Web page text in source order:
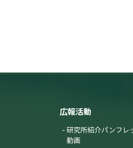
広報活動
研究所紹介パンフレ
動画